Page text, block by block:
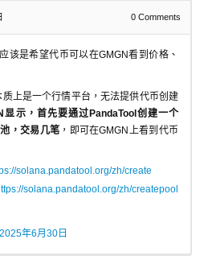
0 Comments
该是希望代币可以在GMGN看到价格、
上是一个行情平台，无法提供代币创建
显示，首先要通过PandaTool创建一个
，交易几笔 ，即可在GMGN上看到代币
solana.pandatool.org/zh/create
solana.pandatool.org/zh/createpool
2025年6月30日